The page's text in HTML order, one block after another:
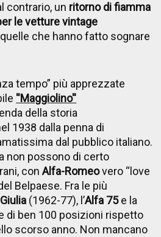
contrario, un ritorno di fiamma
le vetture vintage
che hanno fatto sognare
tempo” più apprezzate
''Maggiolino''
della storia
1938 dalla penna di
dal pubblico italiano.
non possono di certo
conAlfa-Romeovero “love
Belpaese. Fra le più
(1962-77), l’Alfa 75e la
di ben 100 posizioni rispetto
scorso anno. Non mancano